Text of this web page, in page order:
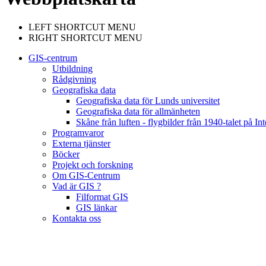
LEFT SHORTCUT MENU
RIGHT SHORTCUT MENU
GIS-centrum
Utbildning
Rådgivning
Geografiska data
Geografiska data för Lunds universitet
Geografiska data för allmänheten
Skåne från luften - flygbilder från 1940-talet på
Programvaror
Externa tjänster
Böcker
Projekt och forskning
Om GIS-Centrum
Vad är GIS ?
Filformat GIS
GIS länkar
Kontakta oss